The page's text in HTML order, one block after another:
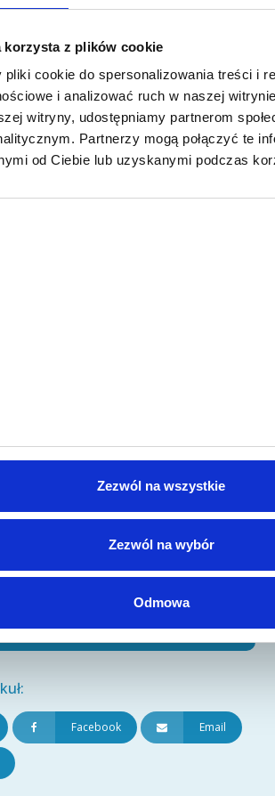
korzysta z plików cookie
cookie do spersonalizowania treści i
i analizować ruch w naszej
witryny, udostępniamy partnerom
Partnerzy mogą połączyć te
od Ciebie lub uzyskanymi podczas
Zezwól na wszystkie
Zezwól na wybór
Odmowa
Polskiej Agencji Rozwoju
prawniczą, działającą pod
i Partnerzy sp.k. Kancelarię
zespół kilkunastu prawników,
się w obsłudze prawnej
- ze szczególnym
branży informatycznej i
to za mało?
lub potrzebujesz konsultacji
formularz kontaktowy,
porozmawiajmy.
Facebook Email